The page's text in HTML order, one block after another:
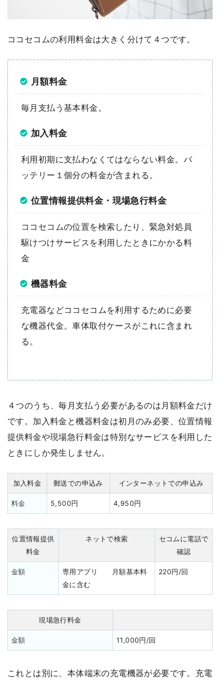
ココセコムの利用料金は大きく分けて４つです。
月額料金
毎月支払う基本料金。
加入料金
利用初期に支払わなくてはならない料金。バ
ッテリー１個分の料金が含まれる。
位置情報提供料金・現場急行料金
ココセコムの位置を検索したり、緊急対処員
駆けつけサービスを利用したときにかかる料
金
機器料金
充電器などココセコムを利用するために必要
な機器代金。車体取付ケースがこれに含まれ
る。
４つのうち、毎月支払う必要があるのは月額料金だけ
です。加入料金と機器料金は初月のみ必要、位置情報
提供料金や現場急行料金は特別なサービスを利用した
ときにしか発生しません。
加入料金 郵送での申込み インターネットでの申込み
料金 5,500円 4,950円
位置情報提供
料金
ネットで検索
セコムに電話で
確認
金額
専用アプリ 月額基本料
金に含む
220円/回
現場急行料金
金額 11,000円/回
これとは別に、本体端末の充電機器が必要です。充電